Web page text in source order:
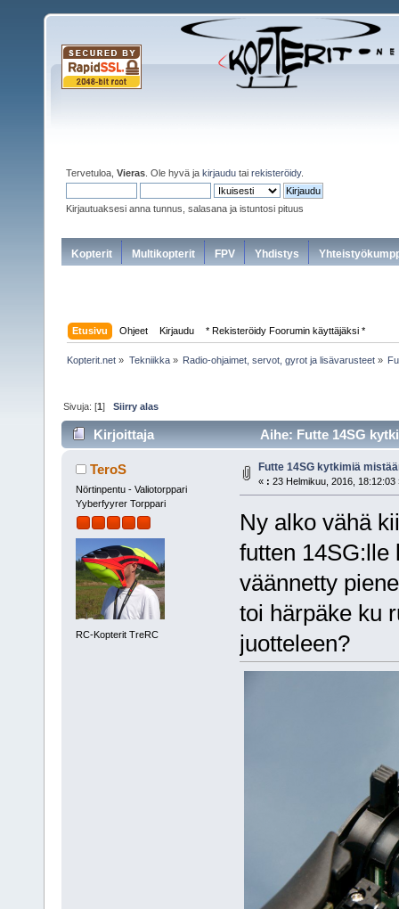
Tervetuloa, Vieras . Ole hyvä ja kirjaudu tai rekisteröidy.
Kirjautuaksesi anna tunnus, salasana ja istuntosi pituus
Kopterit Multikopterit FPV Yhdistys
Etusivu Ohjeet Kirjaudu * Rekisteröidy Foorumin käyttäjäksi *
Kopterit.net » Tekniikka» Radio-ohjaimet, servot, gyrot ja lisävarusteet»
Sivuja: [1]Siirry alas
Kirjoittaja Aihe: Futte 14SG
TeroS
Nörtinpentu - Valiotorppari
Yyberfyyrer Torppari
RC-Kopterit TreRC
Futte 14SG kytkimiä
« : 23 Helmikuu, 2016, 18:12:03
Ny alko vähä
futten 14SG:lle
väännetty
toi härpäke ku
juotteleen?